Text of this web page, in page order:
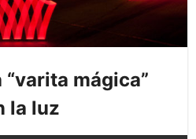
mágica”
la luz